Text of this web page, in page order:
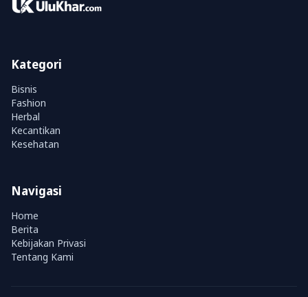
Kategori
Bisnis
Fashion
Herbal
Kecantikan
Kesehatan
Navigasi
Home
Berita
Kebijakan Privasi
Tentang Kami